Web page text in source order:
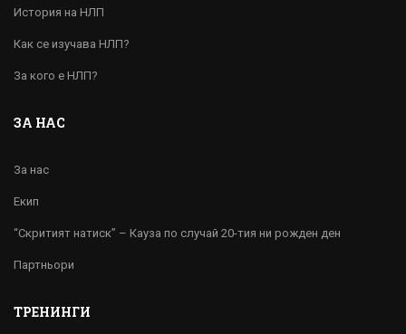
История на НЛП
Как се изучава НЛП?
За кого е НЛП?
ЗА НАС
За нас
Екип
“Скритият натиск” – Кауза по случай 20-тия ни рожден ден
Партньори
ТРЕНИНГИ